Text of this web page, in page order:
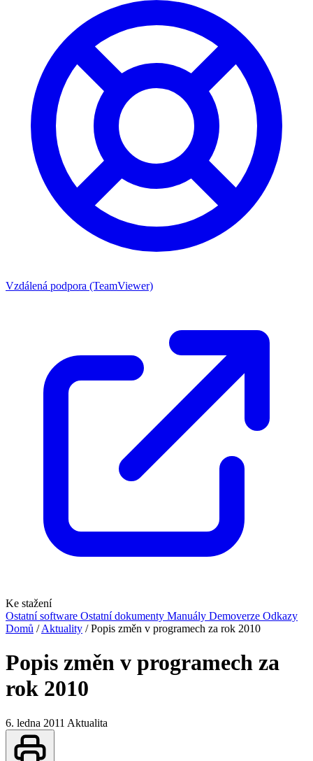
Vzdálená podpora (TeamViewer)
Ke stažení
Ostatní software Ostatní dokumenty Manuály Demoverze Odkazy
Domů / Aktuality / Popis změn v programech za rok 2010
Popis změn v programech za
rok 2010
6. ledna 2011 Aktualita